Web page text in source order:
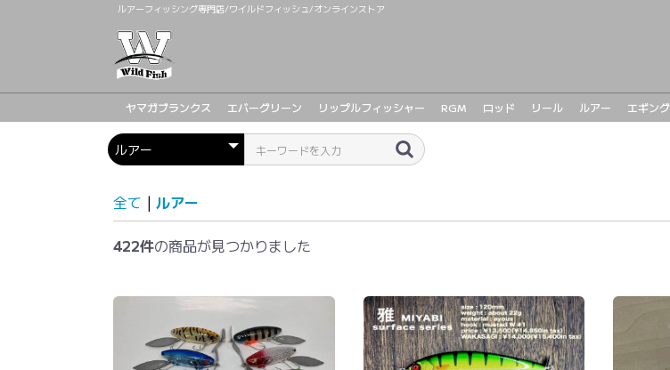
ルアーフィッシング専門店/ワイルドフィッシュ/オンラインストア
ヤマガブランクス エバーグリーン リップルフィッシャー RGM
ロッド
リール
ルアー
エギング
全て | ルアー
422件の商品が見つかりました